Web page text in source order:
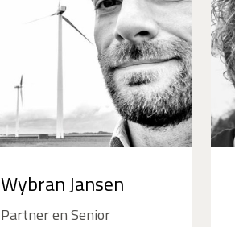
Wybran Jansen
Partner en Senior